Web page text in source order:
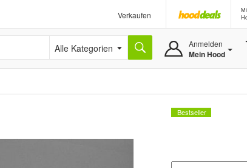
Verkaufen
Alle Kategorien Anmelden
Mein Hood
Bestseller